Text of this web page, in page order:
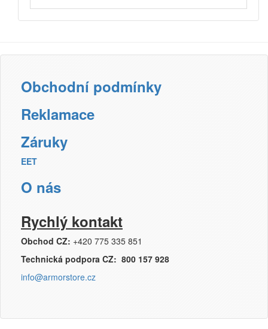
Obchodní podmínky
Reklamace
Záruky
EET
O nás
Rychlý kontakt
Obchod CZ: +420 775 335 851
Technická podpora CZ: 800 157 928
info@armorstore.cz